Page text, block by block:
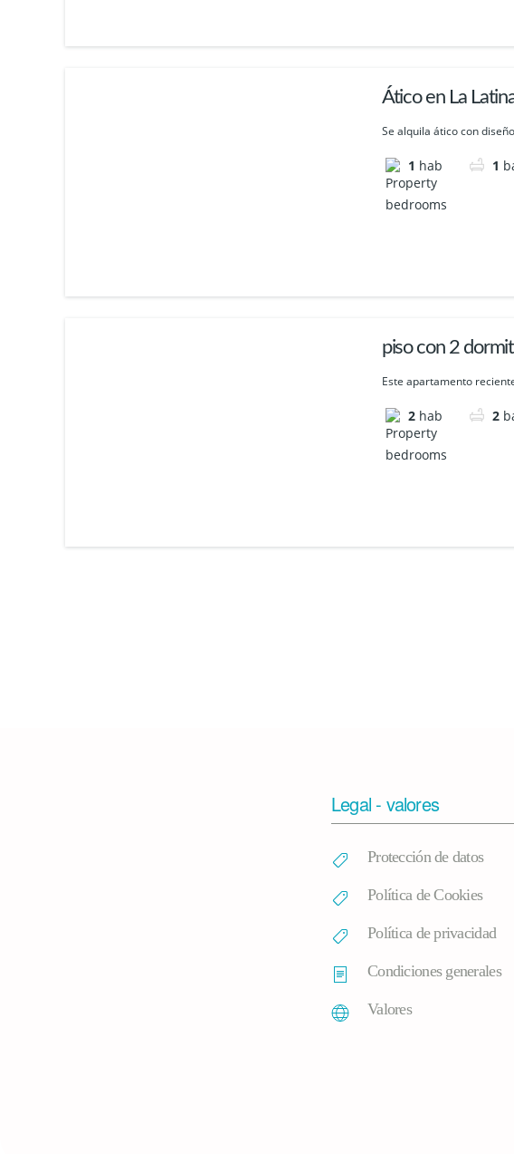
Ático en La
Se alquila ático con
1 hab 1
piso con 2
Este apartamento
2 hab 2
Legal - valores
Protección de datos
Política de Cookies
Política de privacidad
Condiciones generales
Valores